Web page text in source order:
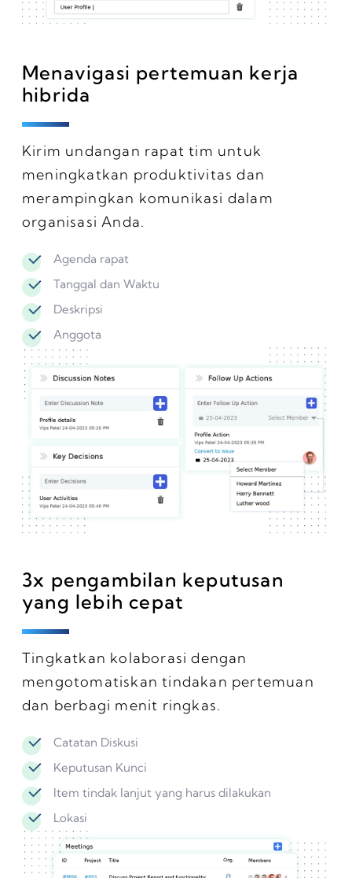
Menavigasi pertemuan kerja
hibrida
Kirim undangan rapat tim untuk
meningkatkan produktivitas dan
merampingkan komunikasi dalam
organisasi Anda.
Agenda rapat
Tanggal dan Waktu
Deskripsi
Anggota
3x pengambilan keputusan
yang lebih cepat
Tingkatkan kolaborasi dengan
mengotomatiskan tindakan pertemuan
dan berbagi menit ringkas.
Catatan Diskusi
Keputusan Kunci
Item tindak lanjut yang harus dilakukan
Lokasi